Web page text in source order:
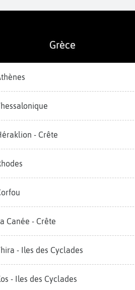
Grèce
- Crête
Canée - Crête
- Iles des Cyclades
- Iles des Cyclades